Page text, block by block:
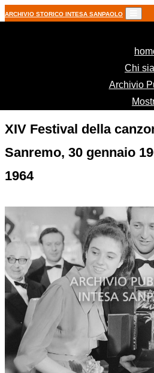
ARCHIVIO STORICO INTESA SANPAOLO
Chi
Archivio
XIV Festival della
Sanremo, 30 gennaio
1964